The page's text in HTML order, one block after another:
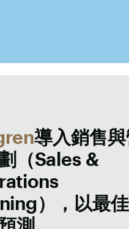
導入銷售
（Sales &
），以最